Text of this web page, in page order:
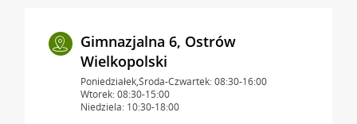
Gimnazjalna 6, Ostrów
Wielkopolski
Poniedziałek,Środa-Czwartek: 08:30-16:00
Wtorek: 08:30-15:00
Niedziela: 10:30-18:00